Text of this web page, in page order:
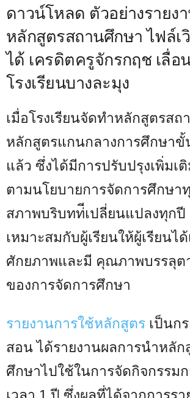
ดาวน์โหลด ตัวอย่างรายง
หลักสูตรสถานศึกษา ไฟล์เ
ได้ เครดิตครูจักรกฤช เลื่อ
โรงเรียนบางละมุง
เมื่อโรงเรียนจัดทำหลักสูตรส
หลักสูตรแกนกลางการศึกษา
แล้ว ซึ่งได้มีการปรับปรุงเพิ่มเ
ตามนโยบายการจัดการศึกษา
สภาพบริบทท่ีเปลี่ยนแปลงทุกปี
เหมาะสมกับผู้เรียนให้ผู้เรียนไ
ศักยภาพและมี คุณภาพบรรลุต
ของการจัดการศึกษา
รายงานการใช้หลักสูตร เป็นก
สอน ได้รายงานผลการนำหลั
ศึกษาไปใช้ในการจัดกิจกรรมก
เวลา 1 ปี ซึ่งผลที่ได้จากการร